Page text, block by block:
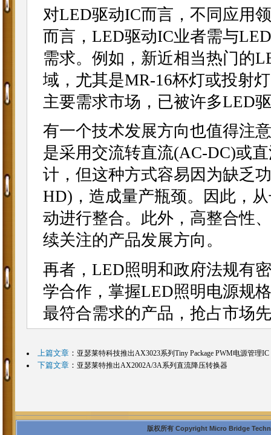
对LED驱动IC而言，不同应用
而言，LED驱动IC业者需与
需求。例如，新近相当热门的
域，尤其是MR-16杯灯或投射
主要需求市场，已被许多LED
有一个技术发展方向也值得注
是采用交流转直流(AC-DC)或
计，但这种方式容易因为缺乏
HD)，造成量产瓶颈。因此，
动进行整合。此外，高整合性
续关注的产品发展方向。
再者，LED照明和政府法规有
学合作，掌握LED照明电源规
最符合需求的产品，抢占市场
上篇文章： 亚瑟莱特科技推出AX3023系列Tiny Package PWM电源管理IC
下篇文章： 亚瑟莱特推出AX2002A/3A系列直流降压转换器
版权所有 Copyright Micro Bridge